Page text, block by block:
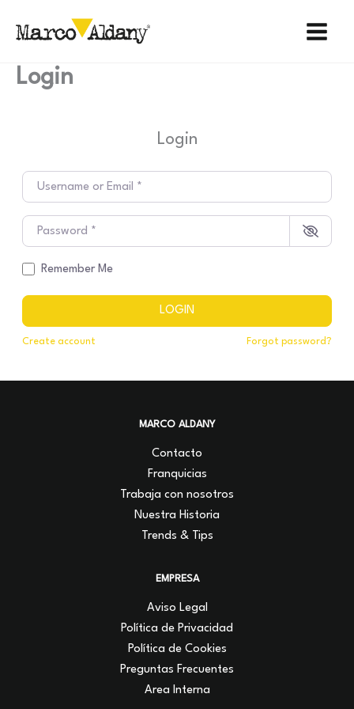
Login
Login
Username or Email
Password
Remember Me
LOGIN
Create account Forgot password?
MARCO ALDANY
Contacto
Franquicias
Trabaja con nosotros
Nuestra Historia
Trends & Tips
EMPRESA
Aviso Legal
Política de Privacidad
Política de Cookies
Preguntas Frecuentes
Area Interna